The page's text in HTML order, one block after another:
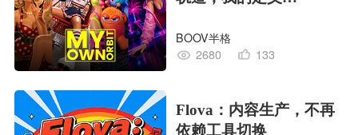
对
BOOV半格
2680
133
Flova：内容生产，不再
依赖工具切换